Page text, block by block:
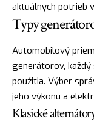
aktuálnych potrieb
Typy
Automobilový
generátorov,
použitia. Výber
jeho výkonu a
Klasické